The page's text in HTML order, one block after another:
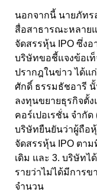
นอกจากนี้ นายภัทร
สื่อสาธารณะหลาย
จัดสรรหุ้น IPO ซึ่งอ
บริษัทขอชี้แจงข้อเ
ปรากฎในข่าว ได้แ
ศักดิ์ ธรรมธัชอารี
ลงทุนขยายธุรกิจตั้
คอร์เปอเรชั่น จำกั
บริษัทยืนยันว่าผู้ถือ
จัดสรรหุ้น IPO ตา
เดิม และ 3. บริษัท
รายว่าไม่ได้มีการ
จำนวน